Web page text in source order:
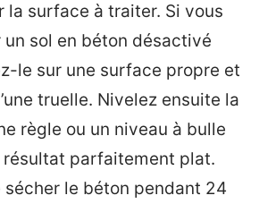
la surface à traiter. Si vous
sol en béton désactivé
le sur une surface propre et
truelle. Nivelez ensuite la
règle ou un niveau à bulle
résultat parfaitement plat.
sécher le béton pendant 24